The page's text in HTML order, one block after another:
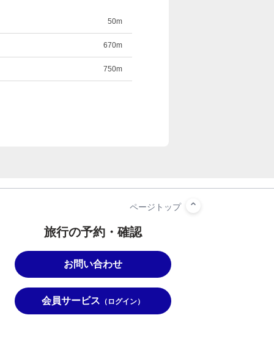
50m
670m
750m
旅行の予約・確認
お問い合わせ
会員サービス （ログイン）